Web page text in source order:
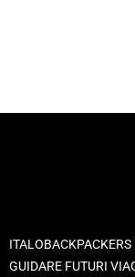
GUIDARE FUTURI